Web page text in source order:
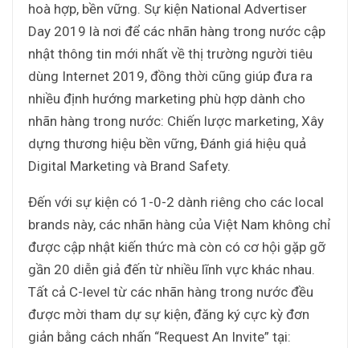
hoà hợp, bền vững. Sự kiện National Advertiser
Day 2019 là nơi để các nhãn hàng trong nước cập
nhật thông tin mới nhất về thị trường người tiêu
dùng Internet 2019, đồng thời cũng giúp đưa ra
nhiều định hướng marketing phù hợp dành cho
nhãn hàng trong nước: Chiến lược marketing, Xây
dựng thương hiệu bền vững, Đánh giá hiệu quả
Digital Marketing và Brand Safety.
Đến với sự kiện có 1-0-2 dành riêng cho các local
brands này, các nhãn hàng của Việt Nam không chỉ
được cập nhật kiến thức mà còn có cơ hội gặp gỡ
gần 20 diễn giả đến từ nhiều lĩnh vực khác nhau.
Tất cả C-level từ các nhãn hàng trong nước đều
được mời tham dự sự kiện, đăng ký cực kỳ đơn
giản bằng cách nhấn “Request An Invite” tại: